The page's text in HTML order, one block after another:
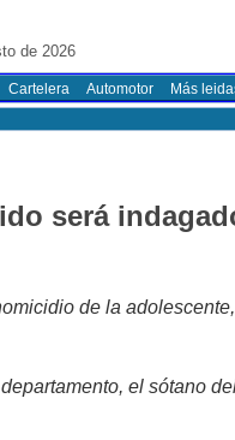
de 2026
Cartelera Automotor Más
será
de la adolescente,
el sótano